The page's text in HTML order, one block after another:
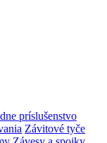
príslušenstvo
Závitové tyče